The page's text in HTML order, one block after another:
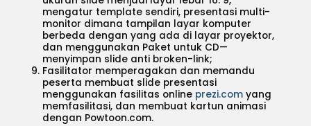
mengatur template sendiri, presentasi multi-
monitor dimana tampilan layar komputer
berbeda dengan yang ada di layar proyektor,
dan menggunakan Paket untuk CD—
menyimpan slide anti broken-link;
Fasilitator memperagakan dan memandu
peserta membuat slide presentasi
menggunakan fasilitas online prezi.com yang
memfasilitasi, dan membuat kartun animasi
dengan Powtoon.com.